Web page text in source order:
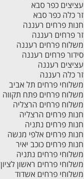
עציצים כפר סבא
זר כלה כפר סבא
חנות פרחים רעננה
זר פרחים רעננה
משלוח פרחים רעננה
סידור פרחים רעננה
עציצים רעננה
זר כלה רעננה
משלוחי פרחים תל אביב
משלוח פרחים פתח תקווה
משלוח פרחים הרצליה
חנות פרחים הרצליה
חנות פרחים נתניה
חנות פרחים אלפי מנשה
חנות פרחים כוכב יאיר
משלוחי פרחים נתניה
משלוחי פרחים ראשון לציון
משלוחי פרחים אשדוד